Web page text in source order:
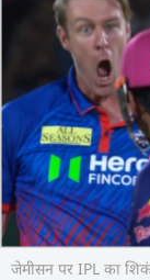
जेमीसन पर IPL का